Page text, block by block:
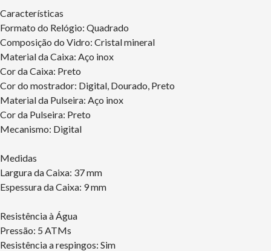
Características
Formato do Relógio: Quadrado
Composição do Vidro: Cristal mineral
Material da Caixa: Aço inox
Cor da Caixa: Preto
Cor do mostrador: Digital, Dourado, Preto
Material da Pulseira: Aço inox
Cor da Pulseira: Preto
Mecanismo: Digital
Medidas
Largura da Caixa: 37 mm
Espessura da Caixa: 9 mm
Resistência à Água
Pressão: 5 ATMs
Resistência a respingos: Sim